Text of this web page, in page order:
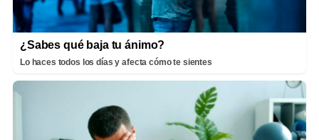
¿Sabes qué baja tu ánimo?
Lo haces todos los días y afecta cómo te sientes